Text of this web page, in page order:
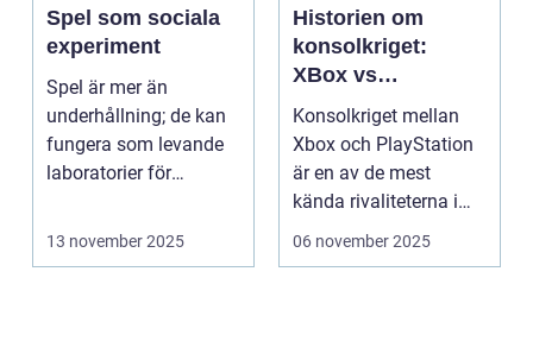
Spel som sociala
experiment
Spel är mer än
underhållning; de kan
fungera som levande
laboratorier för
13 november 2025
Historien om
konsolkriget:
XBox vs
PlayStation
Konsolkriget mellan
Xbox och PlayStation
är en av de mest
kända rivaliteterna i
spelvä...
06 november 2025